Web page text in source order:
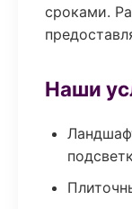
сроками.
Наши